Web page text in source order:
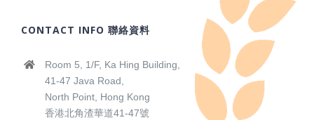
CONTACT INFO 聯絡資料
Room 5, 1/F, Ka Hing Building,
41-47 Java Road,
North Point, Hong Kong
香港北角渣華道41-47號